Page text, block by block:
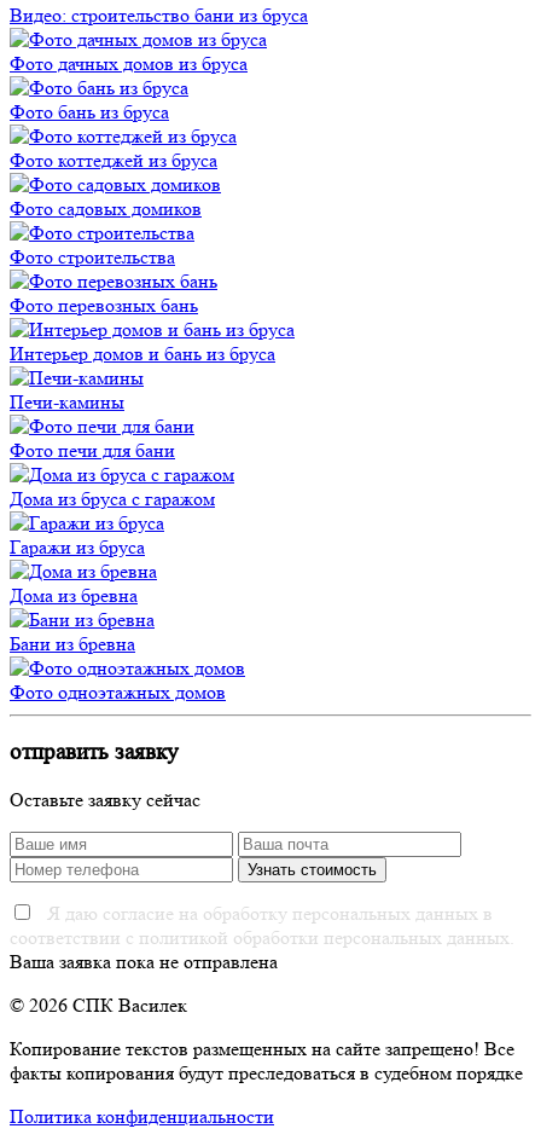
Видео: строительство бани из бруса
Фото дачных домов из бруса
Фото бань из бруса
Фото коттеджей из бруса
Фото садовых домиков
Фото строительства
Фото перевозных бань
Интерьер домов и бань из бруса
Печи-камины
Фото печи для бани
Дома из бруса с гаражом
Гаражи из бруса
Дома из бревна
Бани из бревна
Фото одноэтажных домов
отправить заявку
Оставьте заявку сейчас
Я даю согласие на обработку персональных данных в
соответствии с политикой обработки персональных данных.
Ваша заявка пока не отправлена
© 2026 СПК Василек
Копирование текстов размещенных на сайте запрещено! Все
факты копирования будут преследоваться в судебном порядке
Политика конфиденциальности